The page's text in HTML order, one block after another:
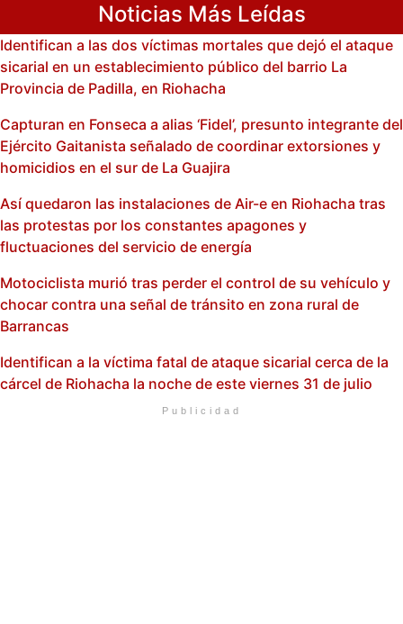
Noticias Más Leídas
Identifican a las dos víctimas mortales que dejó el ataque
sicarial en un establecimiento público del barrio La
Provincia de Padilla, en Riohacha
Capturan en Fonseca a alias ‘Fidel’, presunto integrante del
Ejército Gaitanista señalado de coordinar extorsiones y
homicidios en el sur de La Guajira
Así quedaron las instalaciones de Air-e en Riohacha tras
las protestas por los constantes apagones y
fluctuaciones del servicio de energía
Motociclista murió tras perder el control de su vehículo y
chocar contra una señal de tránsito en zona rural de
Barrancas
Identifican a la víctima fatal de ataque sicarial cerca de la
cárcel de Riohacha la noche de este viernes 31 de julio
Publicidad